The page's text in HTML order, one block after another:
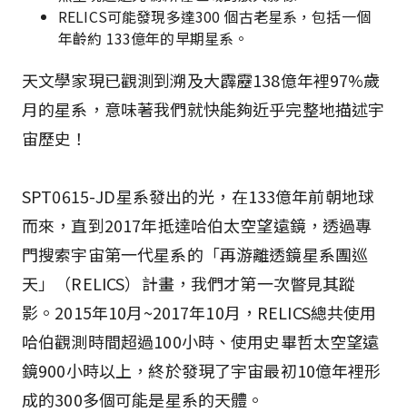
RELICS可能發現多達300 個古老星系，包括一個
年齡約 133億年的早期星系。
天文學家現已觀測到溯及大霹靂138億年裡97%歲
月的星系，意味著我們就快能夠近乎完整地描述宇
宙歷史！
SPT0615-JD星系發出的光，在133億年前朝地球
而來，直到2017年抵達哈伯太空望遠鏡，透過專
門搜索宇宙第一代星系的「再游離透鏡星系團巡
天」（RELICS）計畫，我們才第一次瞥見其蹤
影。2015年10月~2017年10月，RELICS總共使用
哈伯觀測時間超過100小時、使用史畢哲太空望遠
鏡900小時以上，終於發現了宇宙最初10億年裡形
成的300多個可能是星系的天體。